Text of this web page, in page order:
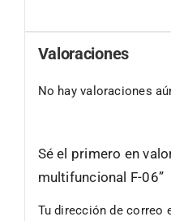
Valoraciones
No hay valoraciones
Sé el primero en
multifuncional F-06”
Tu dirección de correo